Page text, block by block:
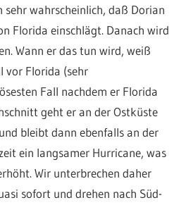
sehr wahrscheinlich, daß Dorian
Florida einschlägt. Danach wird
Wann er das tun wird, weiß
vor Florida (sehr
Fall nachdem er Florida
geht er an der Ostküste
bleibt dann ebenfalls an der
ein langsamer Hurricane, was
Wir unterbrechen daher
sofort und drehen nach Süd-